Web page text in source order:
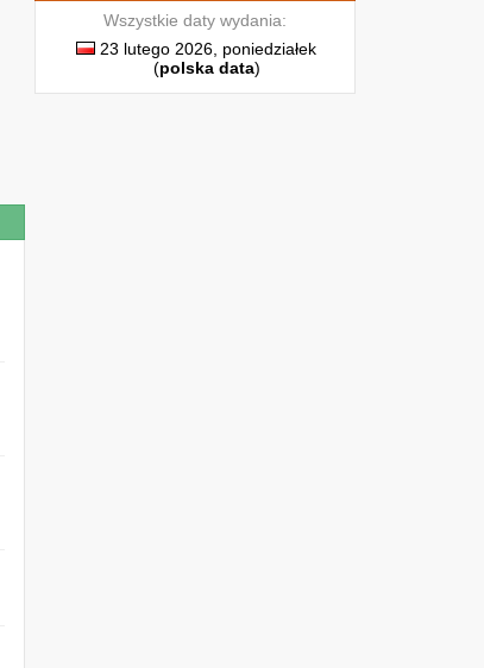
Wszystkie daty wydania:
23 lutego 2026, poniedziałek
(polska data)